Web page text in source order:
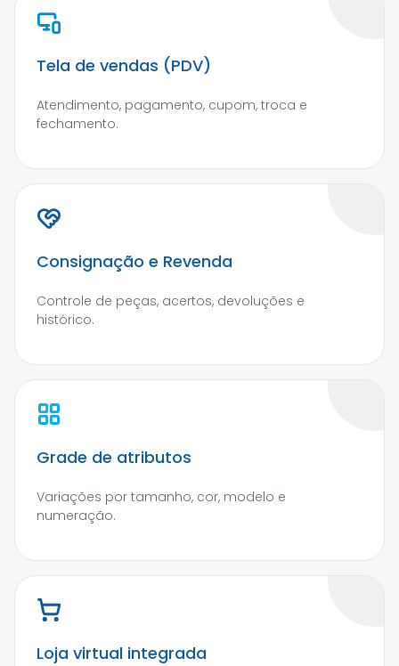
Tela de vendas (PDV)
Atendimento, pagamento, cupom, troca e
fechamento.
Consignação e Revenda
Controle de peças, acertos, devoluções e
histórico.
Grade de atributos
Variações por tamanho, cor, modelo e
numeração.
Loja virtual integrada